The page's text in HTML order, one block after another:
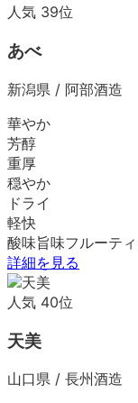
人気 39位
あべ
新潟県 / 阿部酒造
華やか
芳醇
重厚
穏やか
ドライ
軽快
酸味旨味フルーティ
詳細を見る
人気 40位
天美
山口県 / 長州酒造